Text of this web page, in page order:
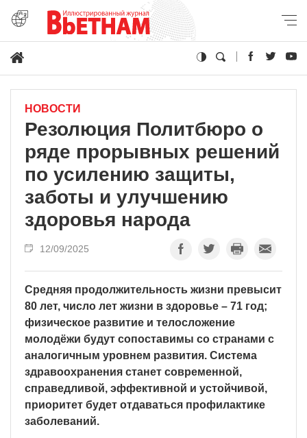
НОВОСТИ
Резолюция Политбюро о
ряде прорывных решений
по усилению защиты,
заботы и улучшению
здоровья народа
12/09/2025
Средняя продолжительность жизни превысит
80 лет, число лет жизни в здоровье – 71 год;
физическое развитие и телосложение
молодёжи будут сопоставимы со странами с
аналогичным уровнем развития. Система
здравоохранения станет современной,
справедливой, эффективной и устойчивой,
приоритет будет отдаваться профилактике
заболеваний.